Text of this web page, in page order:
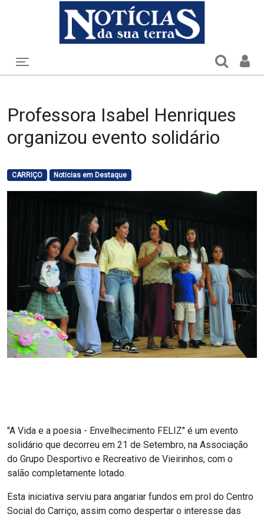
Toggle navigation
Professora Isabel Henriques
organizou evento solidário
CARRIÇO Noticias em Destaque
"A Vida e a poesia - Envelhecimento FELIZ" é um evento
solidário que decorreu em 21 de Setembro, na Associação
do Grupo Desportivo e Recreativo de Vieirinhos, com o
salão completamente lotado.
Esta iniciativa serviu para angariar fundos em prol do Centro
Social do Carriço, assim como despertar o interesse das